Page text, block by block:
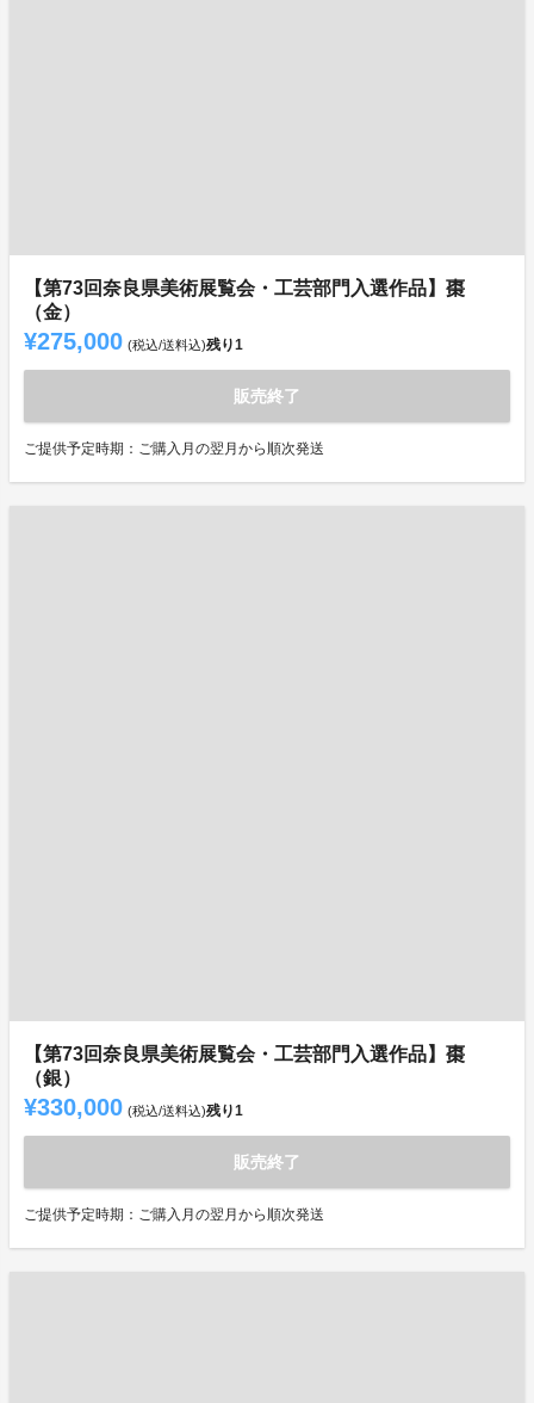
【第73回奈良県美術展覧会・工芸部門入選作品】棗
（金）
¥275,000 (税込/送料込)残り1
販売終了
ご提供予定時期：ご購入月の翌月から順次発送
【第73回奈良県美術展覧会・工芸部門入選作品】棗
（銀）
¥330,000 (税込/送料込)残り1
販売終了
ご提供予定時期：ご購入月の翌月から順次発送